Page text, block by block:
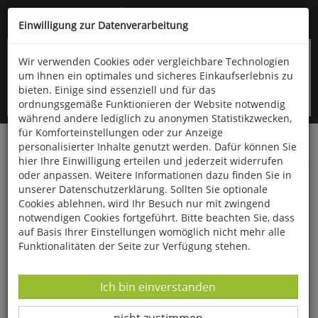
Kompletten Head der Seite überspringen
oder (06766) 9323-960
Startseite Bücher Gesundheit
Der Darm - die Basis der Gesundheit
Einwilligung zur Datenverarbeitung
Wir verwenden Cookies oder vergleichbare Technologien
um Ihnen ein optimales und sicheres Einkaufserlebnis zu
bieten. Einige sind essenziell und für das
ordnungsgemäße Funktionieren der Website notwendig
während andere lediglich zu anonymen Statistikzwecken,
für Komforteinstellungen oder zur Anzeige
personalisierter Inhalte genutzt werden. Dafür können Sie
hier Ihre Einwilligung erteilen und jederzeit widerrufen
oder anpassen. Weitere Informationen dazu finden Sie in
unserer Datenschutzerklärung. Sollten Sie optionale
Cookies ablehnen, wird Ihr Besuch nur mit zwingend
notwendigen Cookies fortgeführt. Bitte beachten Sie, dass
auf Basis Ihrer Einstellungen womöglich nicht mehr alle
Funktionalitäten der Seite zur Verfügung stehen.
Datenverarbeitung -
Ich bin einverstanden